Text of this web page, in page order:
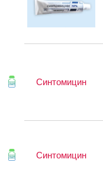
Синтомицин
Синтомицин